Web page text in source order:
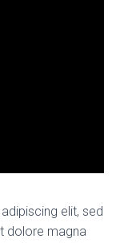
elit, sed
dolore magna